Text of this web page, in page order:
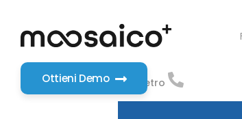
Ottieni Demo < Indietro